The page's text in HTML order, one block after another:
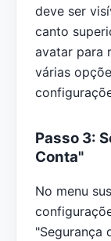
deve ser
canto
avatar para
várias
Passo 3:
Conta"
No menu
"Segurança